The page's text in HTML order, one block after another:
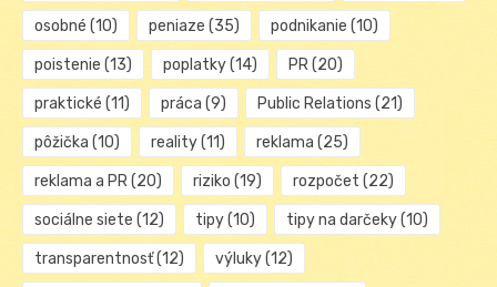
osobné (10) peniaze (35) podnikanie (10)
poistenie (13) poplatky(14) PR(20)
praktické (11) práca (9) Public Relations (21)
pôžička (10) reality(11) reklama (25)
reklama a PR(20) riziko (19) rozpočet (22)
sociálne siete (12) tipy(10) tipy na darčeky(10)
transparentnosť(12) výluky(12)